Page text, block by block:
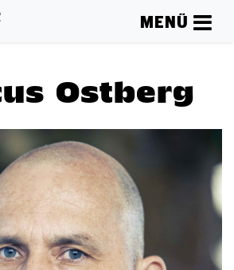
MENÜ
Ostberg